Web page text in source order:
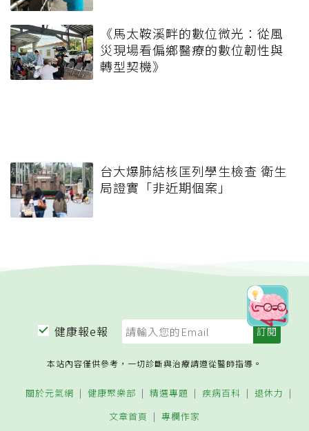
《馬太鞍溪畔的數位微光：從風
災現場看偏鄉醫療的數位韌性與
轉型契機》
台大爆肺結核匡列學生檢查 衛生
局證實「非近期個案」
健康報e報
本站內容僅供參考，一切診斷與治療請遵從醫師指導。
關於元氣網 健康聚樂部 精選專題 疾病百科
退休力
文章首頁
專欄作家